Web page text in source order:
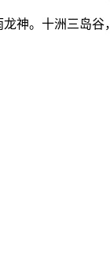
神。十洲三岛谷